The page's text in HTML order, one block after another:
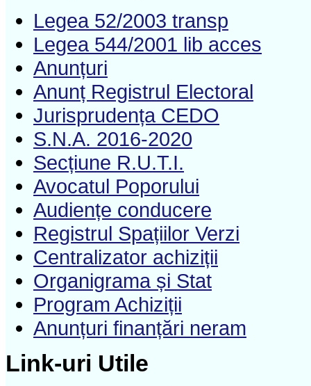
Legea 52/2003 transp
Legea 544/2001 lib acces
Anunțuri
Anunț Registrul Electoral
Jurisprudența CEDO
S.N.A. 2016-2020
Secțiune R.U.T.I.
Avocatul Poporului
Audiențe conducere
Registrul Spațiilor Verzi
Centralizator achiziții
Organigrama și Stat
Program Achiziții
Anunțuri finanțări neram
Link-uri Utile